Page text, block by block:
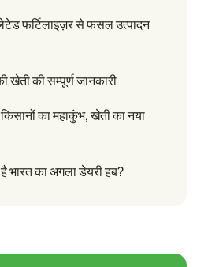
फर्टिलाइज़र से फसल उत्पादन
की सम्पूर्ण जानकारी
का महाकुंभ, खेती का नया
भारत का अगला डेयरी हब?